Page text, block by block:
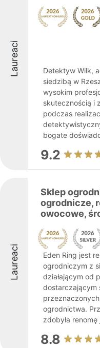
Laureaci
Detektyw Wilk,
siedzibą w
wysokim
skutecznością i
podczas
bogate
9.2
Laureaci
Sklep
ogrodnicze,
owocowe,
Eden Ring jest
ogrodniczym z
działającym od
dostarczającym
ogrodnictwa.
zdobyła
8.8